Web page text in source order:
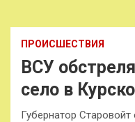
ПРОИСШЕСТВИЯ
ВСУ
село в
Губернатор